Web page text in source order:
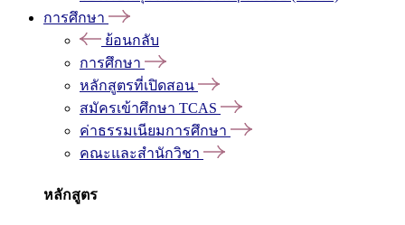
การศึกษา
ย้อนกลับ
การศึกษา
หลักสูตรที่เปิดสอน
สมัครเข้าศึกษา TCAS
ค่าธรรมเนียมการศึกษา
คณะและสำนักวิชา
หลักสูตร